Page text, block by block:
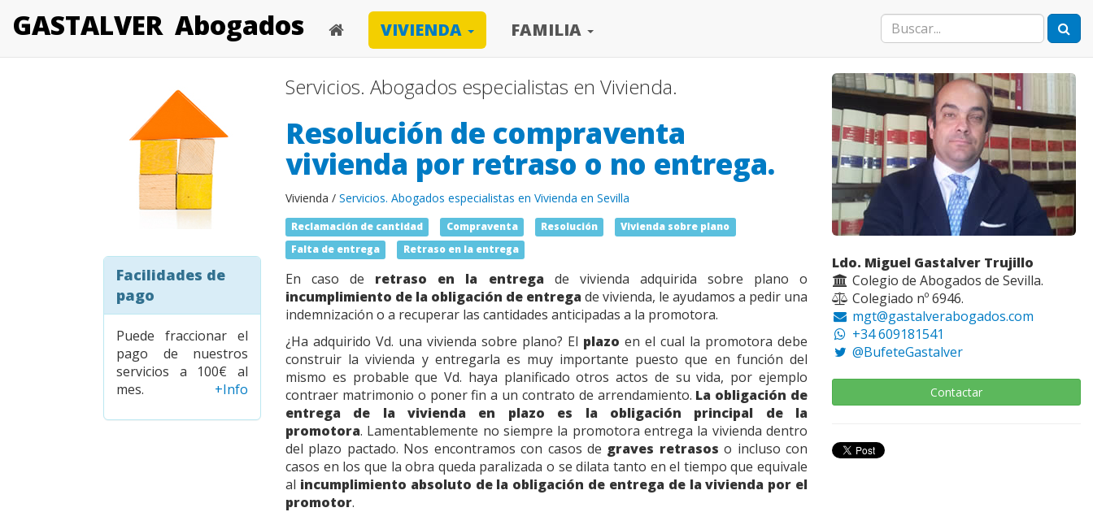
GASTALVER Abogados VIVIENDA FAMILIA
Facilidades de
pago
Puede fraccionar el
pago de nuestros
servicios a 100€ al
mes.
+Info
Servicios. Abogados especialistas en Vivienda.
Resolución de compraventa
vivienda por retraso o no entrega.
Vivienda / Servicios. Abogados especialistas en Vivienda en Sevilla
Reclamación de cantidad Compraventa Resolución
Vivienda sobre plano
Falta de entrega
Retraso en la entrega
En caso de retraso en la entrega de vivienda adquirida sobre plano o
incumplimiento de la obligación de entrega de vivienda, le ayudamos a pedir una
indemnización o a recuperar las cantidades anticipadas a la promotora.
¿Ha adquirido Vd. una vivienda sobre plano? El plazo en el cual la promotora debe
construir la vivienda y entregarla es muy importante puesto que en función del
mismo es probable que Vd. haya planificado otros actos de su vida, por ejemplo
contraer matrimonio o poner fin a un contrato de arrendamiento. La obligación de
entrega de la vivienda en plazo es la obligación principal de la
promotora. Lamentablemente no siempre la promotora entrega la vivienda dentro
del plazo pactado. Nos encontramos con casos de graves retrasos o incluso con
casos en los que la obra queda paralizada o se dilata tanto en el tiempo que equivale
al incumplimiento absoluto de la obligación de entrega de la vivienda por el
promotor.
Ldo. Miguel Gastalver Trujillo
Colegio de Abogados de Sevilla.
Colegiado nº 6946.
mgt@gastalverabogados.com
+34 609181541
@BufeteGastalver
Contactar